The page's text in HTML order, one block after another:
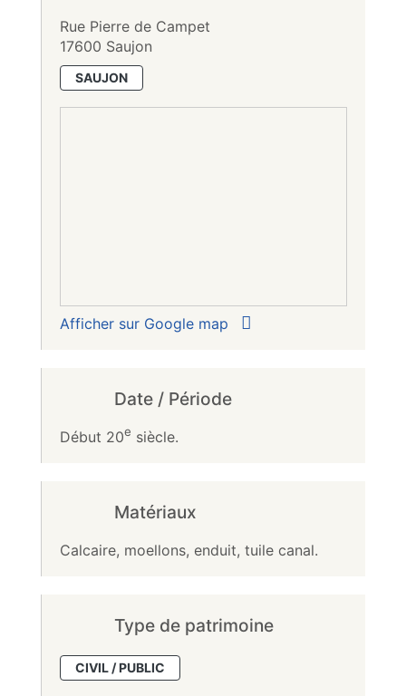
Rue Pierre de Campet
17600 Saujon
SAUJON
Afficher sur Google map
Date / Période
Début 20e siècle.
Matériaux
Calcaire, moellons, enduit, tuile canal.
Type de patrimoine
CIVIL / PUBLIC